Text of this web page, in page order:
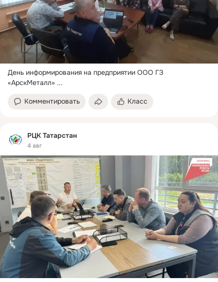
День информирования на предприятии ООО ГЗ
«АрскМеталл» ...
Комментировать Класс
РЦК Татарстан
4 авг